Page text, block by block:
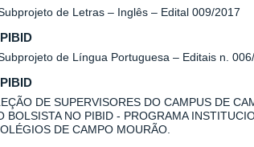
de Letras – Inglês – Edital 009/2017
de Língua Portuguesa – Editais n. 006/
DE SUPERVISORES DO CAMPUS DE
BOLSISTA NO PIBID - PROGRAMA
DE CAMPO MOURÃO.